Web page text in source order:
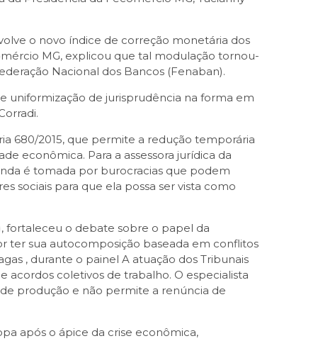
o novo índice de correção monetária dos
MG, explicou que tal modulação tornou-
Nacional dos Bancos (Fenaban).
uniformização de jurisprudência na forma em
680/2015, que permite a redução temporária
econômica. Para a assessora jurídica da
é tomada por burocracias que podem
sociais para que ela possa ser vista como
fortaleceu o debate sobre o papel da
ter sua autocomposição baseada em conflitos
, durante o painel A atuação dos Tribunais
acordos coletivos de trabalho. O especialista
produção e não permite a renúncia de
após o ápice da crise econômica,